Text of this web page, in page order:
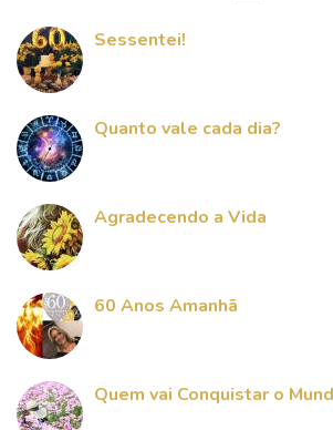
Sessentei!
Quanto vale cada dia?
Agradecendo a Vida
60 Anos Amanhã
Quem vai Conquistar o